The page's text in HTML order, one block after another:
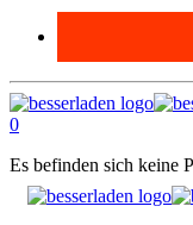
0
Es befinden sich keine